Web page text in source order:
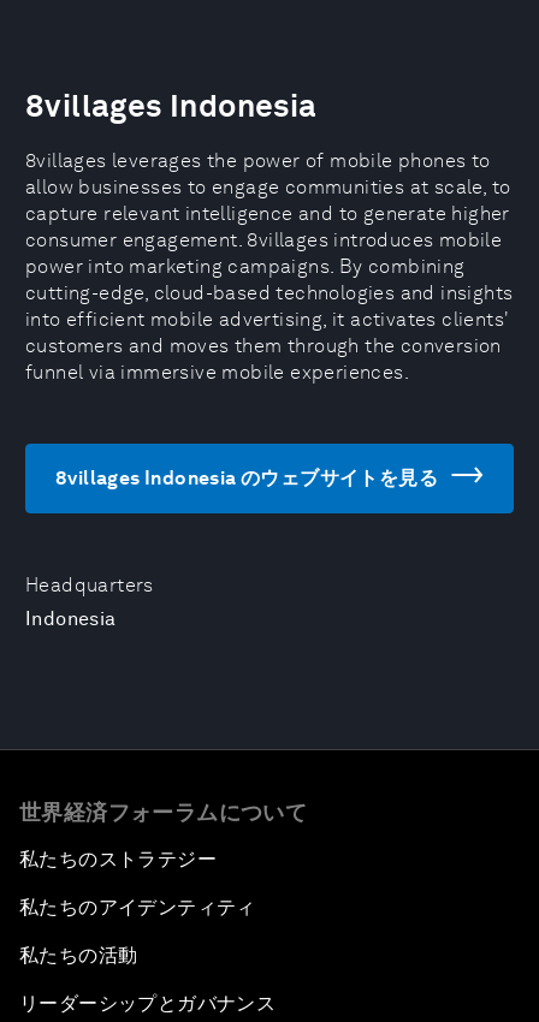
Headquarters
Indonesia
8villages Indonesia
8villages leverages the power of mobile phones to
allow businesses to engage communities at scale, to
capture relevant intelligence and to generate higher
consumer engagement. 8villages introduces mobile
power into marketing campaigns. By combining
cutting-edge, cloud-based technologies and insights
into efficient mobile advertising, it activates clients'
customers and moves them through the conversion
funnel via immersive mobile experiences.
8villages Indonesia のウェブサイトを見る
世界経済フォーラムについて
私たちのストラテジー
私たちのアイデンティティ
私たちの活動
リーダーシップとガバナンス